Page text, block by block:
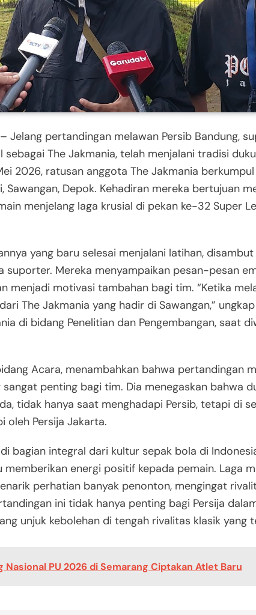
– Jelang pertandingan melawan Persib Bandung,
sebagai The Jakmania, telah menjalani tradisi
2026, ratusan anggota The Jakmania
Sawangan, Depok. Kehadiran mereka bertujuan
menjelang laga krusial di pekan ke-32 Super
yang baru selesai menjalani latihan,
suporter. Mereka menyampaikan pesan-pesan
menjadi motivasi tambahan bagi tim. “Ketika
The Jakmania yang hadir di Sawangan,”
di bidang Penelitian dan Pengembangan, saat
Acara, menambahkan bahwa pertandingan
penting bagi tim. Dia menegaskan bahwa
tidak hanya saat menghadapi Persib, tetapi di
oleh Persija Jakarta.
bagian integral dari kultur sepak bola di
energi positif kepada pemain. Laga
perhatian banyak penonton, mengingat
ini tidak hanya penting bagi Persija
unjuk kebolehan di tengah rivalitas klasik yang
Nasional PU 2026 di Semarang Ciptakan Atlet Baru